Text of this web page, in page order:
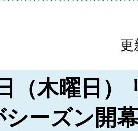
更
（木曜日）
シーズン開